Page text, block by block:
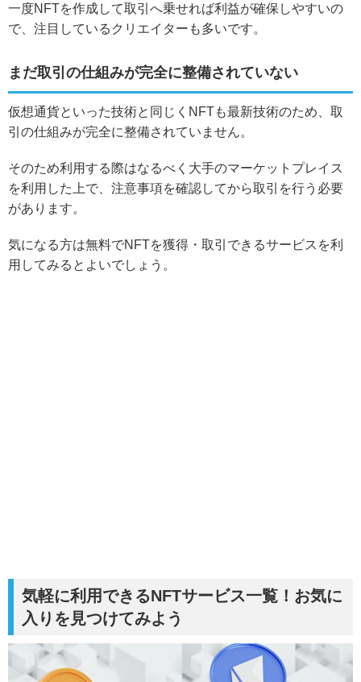
一度NFTを作成して取引へ乗せれば利益が確保しやすいの
で、注目しているクリエイターも多いです。
まだ取引の仕組みが完全に整備されていない
仮想通貨といった技術と同じくNFTも最新技術のため、取
引の仕組みが完全に整備されていません。
そのため利用する際はなるべく大手のマーケットプレイス
を利用した上で、注意事項を確認してから取引を行う必要
があります。
気になる方は無料でNFTを獲得・取引できるサービスを利
用してみるとよいでしょう。
気軽に利用できるNFTサービス一覧！お気に
入りを見つけてみよう